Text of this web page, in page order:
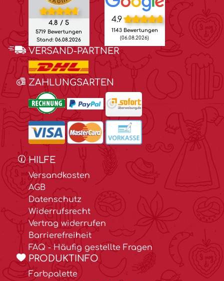
4.8 / 5
5719 Bewertungen
Stand: 06.08.2026
4.9
1143 Bewertungen
(06.08.2026)
VERSAND-PARTNER
ZAHLUNGSARTEN
HILFE
Versandkosten
AGB
Datenschutz
Widerrufsrecht
Vertrag widerrufen
Barrierefreiheit
FAQ - Häufig gestellte Fragen
PRODUKTINFO
Farbpalette